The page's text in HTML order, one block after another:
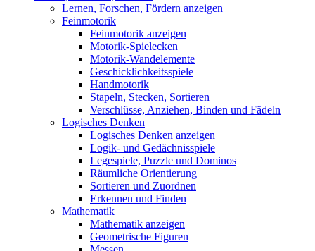
Lernen, Forschen, Fördern anzeigen
Feinmotorik
Feinmotorik anzeigen
Motorik-Spielecken
Motorik-Wandelemente
Geschicklichkeitsspiele
Handmotorik
Stapeln, Stecken, Sortieren
Verschlüsse, Anziehen, Binden und Fädeln
Logisches Denken
Logisches Denken anzeigen
Logik- und Gedächnisspiele
Legespiele, Puzzle und Dominos
Räumliche Orientierung
Sortieren und Zuordnen
Erkennen und Finden
Mathematik
Mathematik anzeigen
Geometrische Figuren